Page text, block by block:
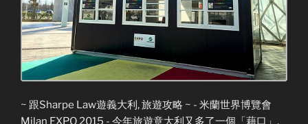
~ 跟Sharpe Law遊義大利, 旅遊攻略 ~ - 米蘭世界博覽會